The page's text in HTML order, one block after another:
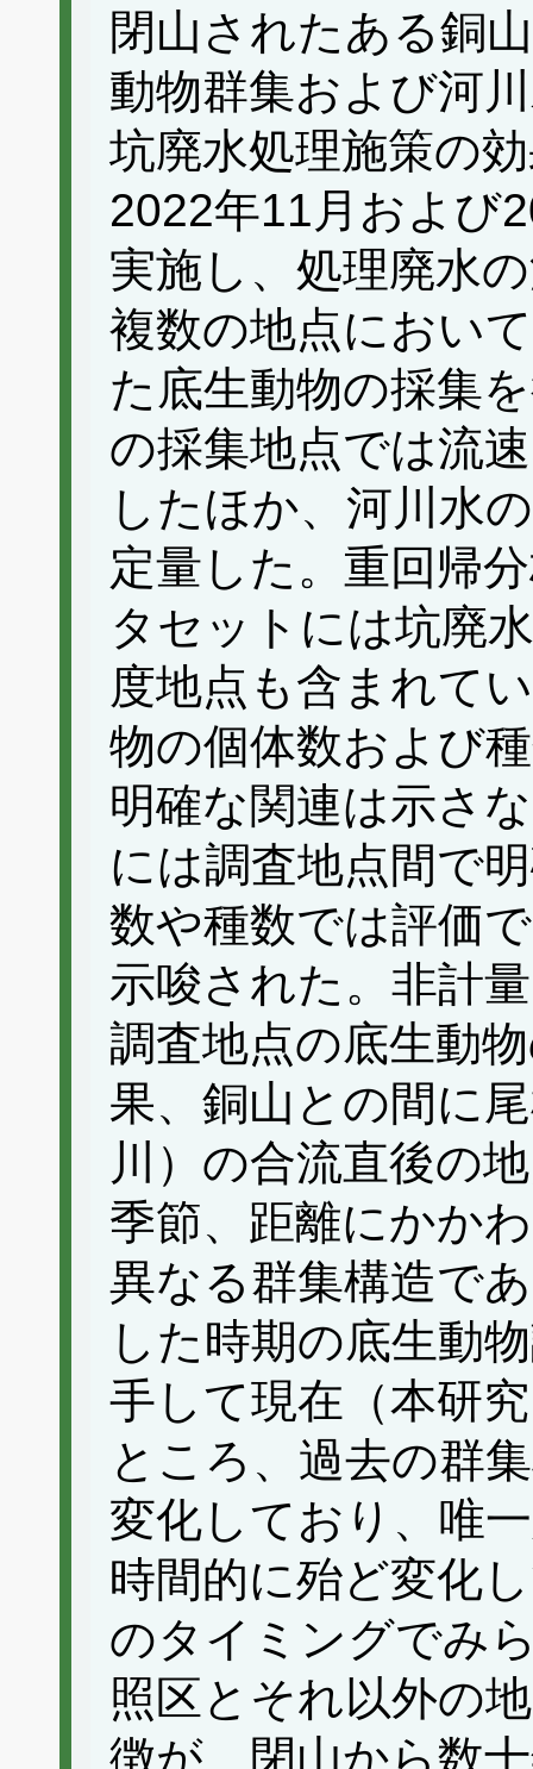
閉山されたある銅
動物群集および河
坑廃水処理施策の
2022年11月および
実施し、処理廃水
複数の地点におい
た底生動物の採集
の採集地点では流
したほか、河川水
定量した。重回帰
タセットには坑廃
度地点も含まれて
物の個体数および
明確な関連は示さ
には調査地点間で
数や種数では評価
示唆された。非計
調査地点の底生動
果、銅山との間に
川）の合流直後の
季節、距離にかか
異なる群集構造で
した時期の底生動
手して現在（本研
ところ、過去の群
変化しており、唯
時間的に殆ど変化
のタイミングでみ
照区とそれ以外の
徴が、閉山から数